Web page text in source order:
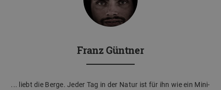
Franz Güntner
... liebt die Berge. Jeder Tag in der Natur ist für ihn wie ein Mini-